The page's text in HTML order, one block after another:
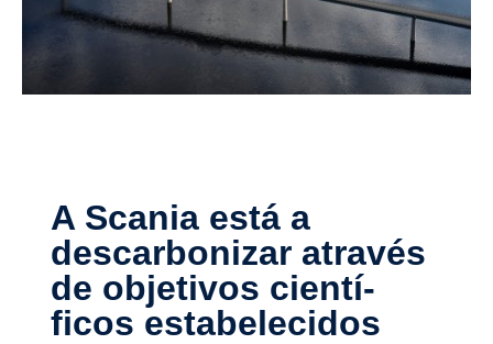
A Scania está a
descar­bo­nizar através
de objetivos cientí­
ficos estabe­le­cidos